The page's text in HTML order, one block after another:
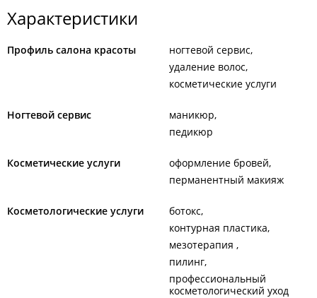
Характеристики
Профиль салона красоты
ногтевой сервис
удаление волос
косметические услуги
Ногтевой сервис
маникюр
педикюр
Косметические услуги
оформление бровей
перманентный макияж
Косметологические услуги
ботокс
контурная пластика
мезотерапия
пилинг
профессиональный
косметологический уход